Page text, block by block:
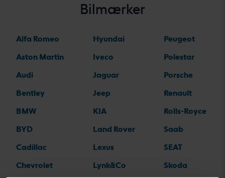
Bilmærker
Alfa Romeo
Aston Martin
Audi
Bentley
BMW
BYD
Cadillac
Chevrolet
Hyundai
Iveco
Jaguar
Jeep
KIA
Land Rover
Lexus
Lynk&Co
Peugeot
Polestar
Porsche
Renault
Rolls-Royce
Saab
SEAT
Skoda